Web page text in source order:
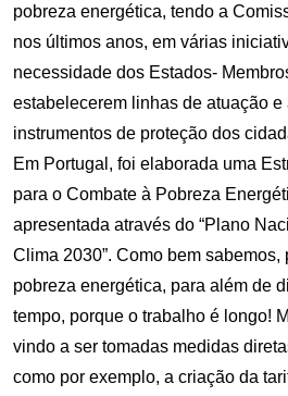
pobreza energética, tendo a
nos últimos anos, em várias
necessidade dos Estados-
estabelecerem linhas de atuação e
instrumentos de proteção dos
Em Portugal, foi elaborada uma
para o Combate à Pobreza
apresentada através do “Plano
Clima 2030”. Como bem sabemos,
pobreza energética, para além de
tempo, porque o trabalho é longo!
vindo a ser tomadas medidas
como por exemplo, a criação da